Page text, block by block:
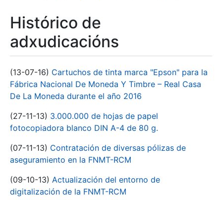
Histórico de
adxudicacións
(13-07-16) Cartuchos de tinta marca "Epson" para la
Fábrica Nacional De Moneda Y Timbre – Real Casa
De La Moneda durante el año 2016
(27-11-13) 3.000.000 de hojas de papel
fotocopiadora blanco DIN A-4 de 80 g.
(07-11-13) Contratación de diversas pólizas de
aseguramiento en la FNMT-RCM
(09-10-13) Actualización del entorno de
digitalización de la FNMT-RCM